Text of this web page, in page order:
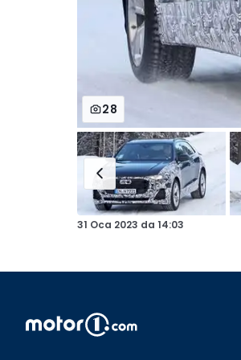
28
31 Oca 2023 da 14:03